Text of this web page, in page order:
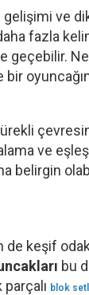
ve
fazla
geçebilir.
ve
belirgin
keşif
bu
blok